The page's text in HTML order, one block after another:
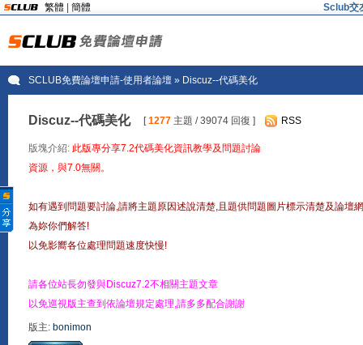
繁體 簡體 Sclub交
SCLUB免費論壇申請-使用者論壇» Discuz--代碼美化
Discuz--代碼美化 [1277主題 / 39074 回復 ] RSS
版塊介紹: 此版專分享7.2代碼美化資訊教學及問題討論
資源，與7.0無關。
如有遇到問題要討論,請將主題原因述說清楚,且題供問題圖片標示清楚及論壇
為妳你們解答!
以免影嚮各位處理問題速度快慢!
請各位站長勿發與Discuz7.2不相關主題文章
以免巡視版主查到依論壇規定處理,請多多配合謝謝
版主: bonimon